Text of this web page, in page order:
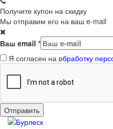
Получите купон на скидку
Мы отправим его на ваш e-mail
Ваш email *
Я согласен на обработку